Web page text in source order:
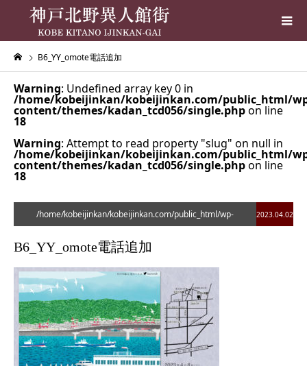
B6_YY_omote電話追加
Warning: Undefined array key 0 in
/home/kobeijinkan/kobeijinkan.com/public_html/
content/themes/kadan_tcd056/single.phpon line
18
Warning: Attempt to read property "slug" on null in
/home/kobeijinkan/kobeijinkan.com/public_html/
content/themes/kadan_tcd056/single.phpon line
18
/home/kobeijinkan/kobeijinkan.com/public_html/wp-
content/themes/kadan_tcd056/single.php on line
Warning: Undefined array key 0 in
/home/kobeijinkan/kobeijinkan.com/public_html/wp-
content/themes/kadan_tcd056/single.phpon line
2023.04.02
B6_YY_omote電話追加